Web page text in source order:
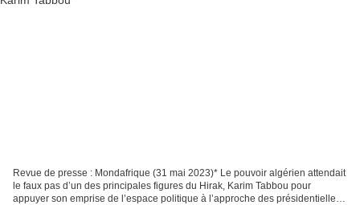
Revue de presse : Mondafrique (31 mai 2023)* Le pouvoir algérien attendait
le faux pas d’un des principales figures du Hirak, Karim Tabbou pour
appuyer son emprise de l’espace politique à l’approche des présidentielles